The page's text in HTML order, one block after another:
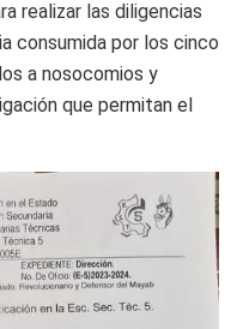
realizar las diligencias
consumida por los cinco
a nosocomios y
que permitan el